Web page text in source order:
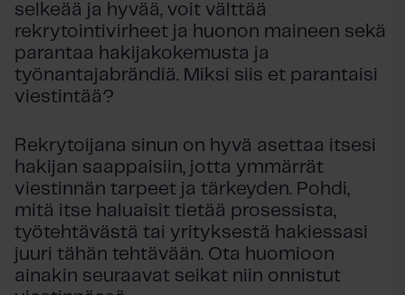
selkeää ja hyvää, voit välttää
rekrytointivirheet ja huonon maineen sekä
parantaa hakijakokemusta ja
työnantajabrändiä. Miksi siis et parantaisi
viestintää?
Rekrytoijana sinun on hyvä asettaa itsesi
hakijan saappaisiin, jotta ymmärrät
viestinnän tarpeet ja tärkeyden. Pohdi,
mitä itse haluaisit tietää prosessista,
työtehtävästä tai yrityksestä hakiessasi
juuri tähän tehtävään. Ota huomioon
ainakin seuraavat seikat niin onnistut